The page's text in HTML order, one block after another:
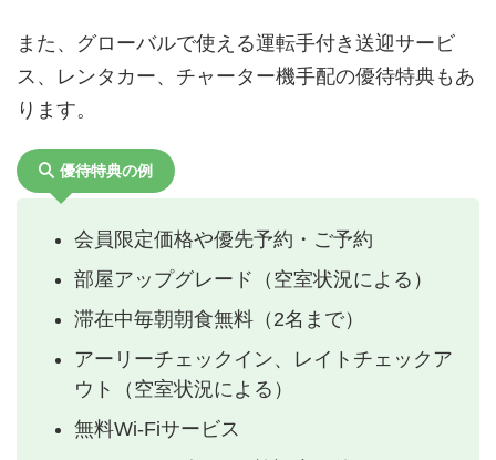
また、グローバルで使える運転手付き送迎サービ
ス、レンタカー、チャーター機手配の優待特典もあ
ります。
優待特典の例
会員限定価格や優先予約・ご予約
部屋アップグレード（空室状況による）
滞在中毎朝朝食無料（2名まで）
アーリーチェックイン、レイトチェックア
ウト（空室状況による）
無料Wi-Fiサービス